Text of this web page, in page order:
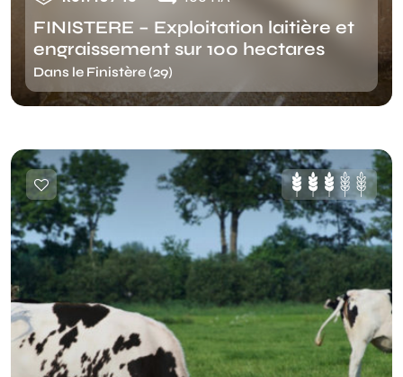
FINISTERE – Exploitation laitière et
engraissement sur 100 hectares
Dans le Finistère (29)